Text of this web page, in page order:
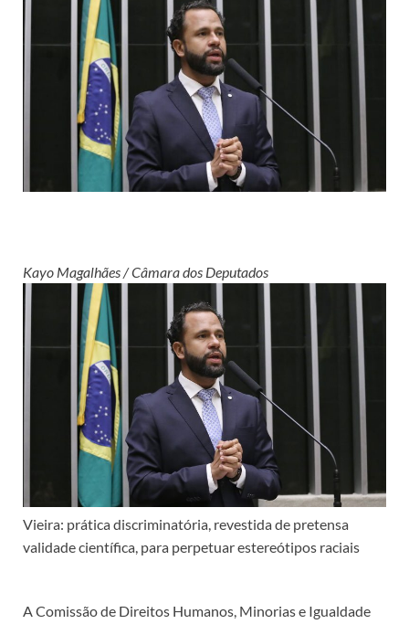
Kayo Magalhães / Câmara dos Deputados
Vieira: prática discriminatória, revestida de pretensa
validade científica, para perpetuar estereótipos raciais
A Comissão de Direitos Humanos, Minorias e Igualdade